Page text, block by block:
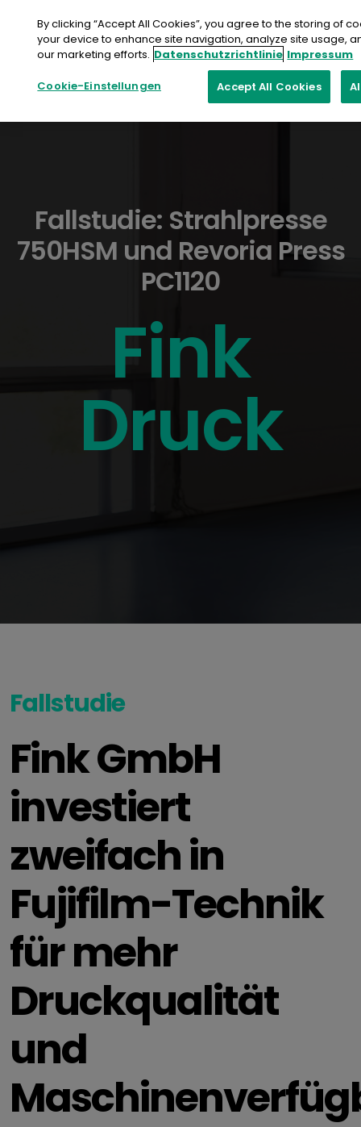
springen
Fallstudie: Strahlpresse
750HSM und Revoria Press
PC1120
Fink
Druck
Fallstudie
Fink GmbH
investiert
zweifach in
Fujifilm-Technik
für mehr
Druckqualität
und
By clicking “Accept All Cookies”, you agree to the storing of
your device to enhance site navigation, analyze site usage,
our marketing efforts. Datenschutzrichtlinie Impressum
Cookie-Einstellungen Accept All Cookies